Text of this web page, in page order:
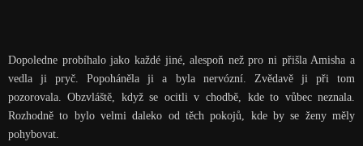
Dopoledne probíhalo jako každé jiné, alespoň než pro ni přišla Amisha a
vedla ji pryč. Popoháněla ji a byla nervózní. Zvědavě ji při tom
pozorovala. Obzvláště, když se ocitli v chodbě, kde to vůbec neznala.
Rozhodně to bylo velmi daleko od těch pokojů, kde by se ženy měly
pohybovat.